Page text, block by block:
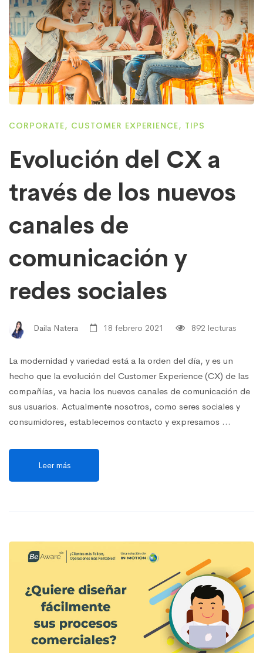
CORPORATE, CUSTOMER EXPERIENCE, TIPS
Evolución del CX a
través de los nuevos
canales de
comunicación y
redes sociales
Daila Natera 18 febrero 2021 892 lecturas
La modernidad y variedad está a la orden del día, y es un
hecho que la evolución del Customer Experience (CX) de las
compañías, va hacia los nuevos canales de comunicación de
sus usuarios. Actualmente nosotros, como seres sociales y
consumidores, establecemos contacto y expresamos …
Leer más